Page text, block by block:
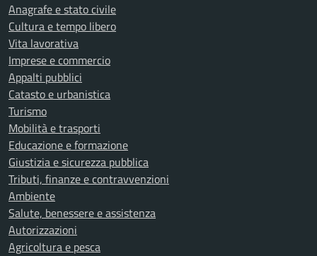
Anagrafe e stato civile
Cultura e tempo libero
Vita lavorativa
Imprese e commercio
Appalti pubblici
Catasto e urbanistica
Turismo
Mobilità e trasporti
Educazione e formazione
Giustizia e sicurezza pubblica
Tributi, finanze e contravvenzioni
Ambiente
Salute, benessere e assistenza
Autorizzazioni
Agricoltura e pesca